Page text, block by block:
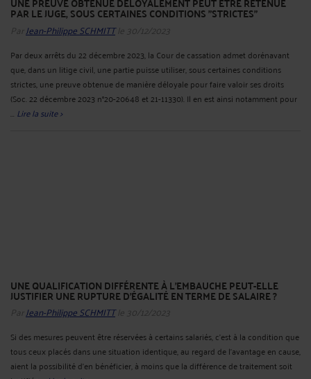
PAR LE JUGE, SOUS CERTAINES CONDITIONS "STRICTES"
Par Jean-Philippe SCHMITTle 30/12/2023
Par deux arrêts du 22 décembre 2023, la Cour de cassation admet dorénavant
que, dans un litige civil, une partie puisse utiliser, sous certaines conditions
strictes, une preuve obtenue de manière déloyale pour faire valoir ses droits
(Soc. 22 décembre 2023 n°20-20648 et 21-11330). Il en est ainsi notamment pour
... Lire la suite >
UNE QUALIFICATION DIFFÉRENTE À L'EMBAUCHE PEUT-ELLE
JUSTIFIER UNE RUPTURE D'ÉGALITÉ EN TERME DE SALAIRE ?
Par Jean-Philippe SCHMITTle 30/12/2023
Si des mesures peuvent être réservées à certains salariés, c'est à la condition que
tous ceux placés dans une situation identique, au regard de l'avantage en cause,
aient la possibilité d'en bénéficier, à moins que la différence de traitement soit